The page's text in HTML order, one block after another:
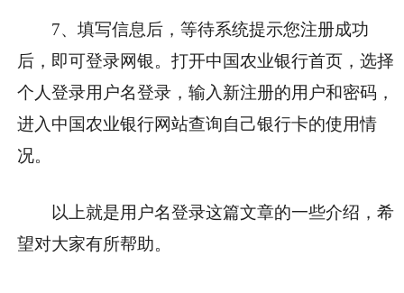
7、填写信息后，等待系统提示您注册成功
后，即可登录网银。打开中国农业银行首页，选择
个人登录用户名登录，输入新注册的用户和密码，
进入中国农业银行网站查询自己银行卡的使用情
况。
以上就是用户名登录这篇文章的一些介绍，希
望对大家有所帮助。